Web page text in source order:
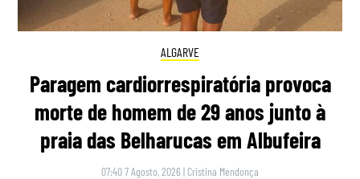
ALGARVE
Paragem cardiorrespiratória provoca
morte de homem de 29 anos junto à
praia das Belharucas em Albufeira
07:40 7 Agosto, 2026 | Cristina Mendonça